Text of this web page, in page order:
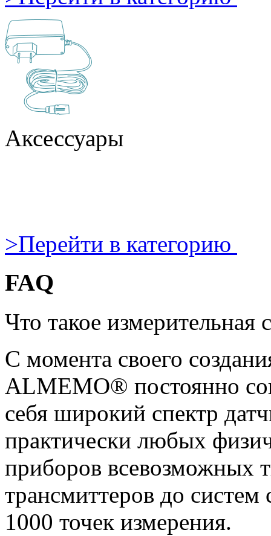
Аксессуары
>Перейти в категорию
FAQ
Что такое
С момента своего
ALMEMO® постоянно
себя широкий спектр
практически любых
приборов всевозможных
трансмиттеров до
1000 точек измерения.